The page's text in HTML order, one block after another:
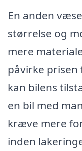
En anden
størrelse og
mere
påvirke
kan bilens
en bil med
kræve mere
inden